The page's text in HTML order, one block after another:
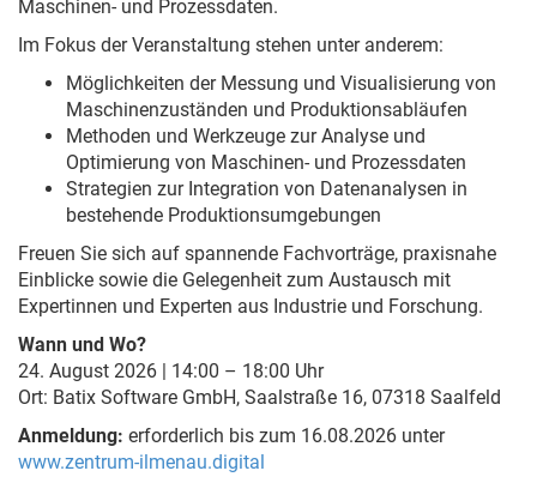
Maschinen- und Prozessdaten.
Im Fokus der Veranstaltung stehen unter anderem:
Möglichkeiten der Messung und Visualisierung von
Maschinenzuständen und Produktionsabläufen
Methoden und Werkzeuge zur Analyse und
Optimierung von Maschinen- und Prozessdaten
Strategien zur Integration von Datenanalysen in
bestehende Produktionsumgebungen
Freuen Sie sich auf spannende Fachvorträge, praxisnahe
Einblicke sowie die Gelegenheit zum Austausch mit
Expertinnen und Experten aus Industrie und Forschung.
Wann und Wo?
24. August 2026 | 14:00 – 18:00 Uhr
Ort: Batix Software GmbH, Saalstraße 16, 07318 Saalfeld
Anmeldung: erforderlich bis zum 16.08.2026 unter
www.zentrum-ilmenau.digital